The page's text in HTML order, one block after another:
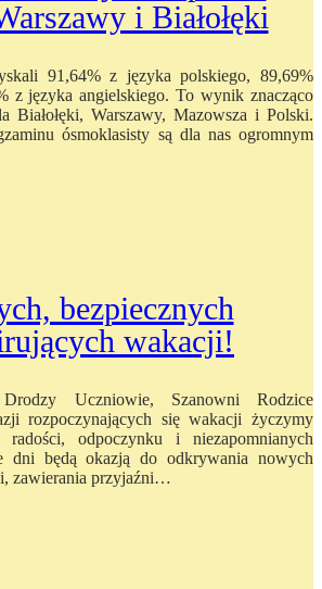
i Białołęki
91,64% z języka polskiego, 89,69%
z języka angielskiego. To wynik znacząco
Białołęki, Warszawy, Mazowsza i Polski.
ósmoklasisty są dla nas ogromnym
bezpiecznych
wakacji!
Uczniowie, Szanowni Rodzice
rozpoczynających się wakacji życzymy
radości, odpoczynku i niezapomnianych
dni będą okazją do odkrywania nowych
zawierania przyjaźni…